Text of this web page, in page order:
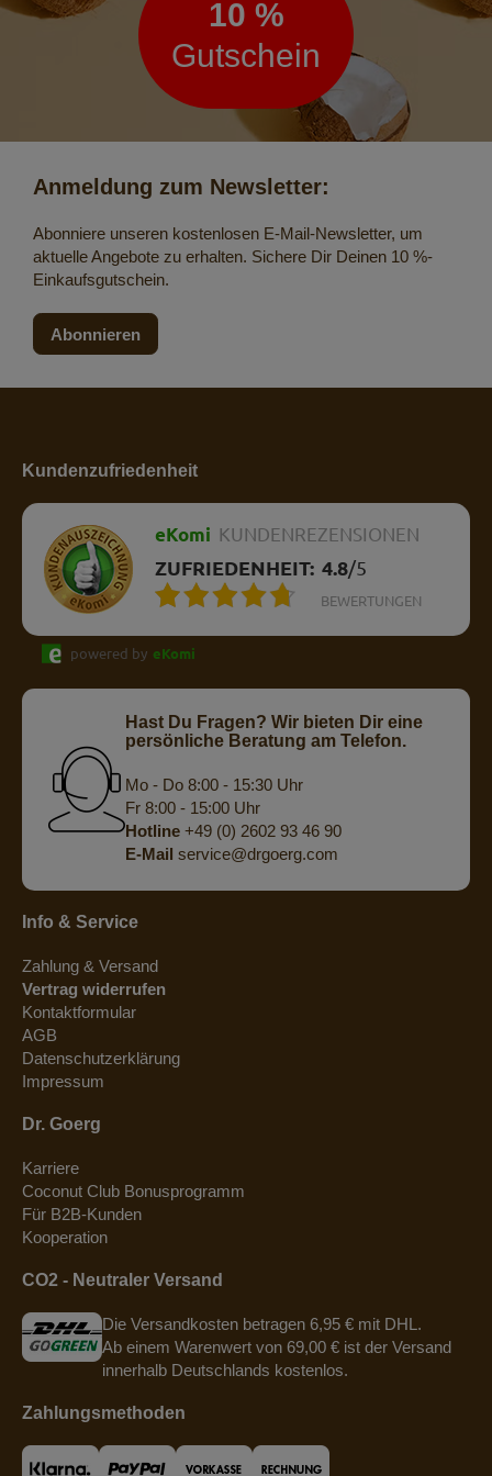
10 %
Gutschein
Anmeldung zum Newsletter:
Abonniere unseren kostenlosen E-Mail-Newsletter, um
aktuelle Angebote zu erhalten. Sichere Dir Deinen 10 %-
Einkaufsgutschein.
Abonnieren
Kundenzufriedenheit
eKomi KUNDENREZENSIONEN
ZUFRIEDENHEIT: 4.8/5
BEWERTUNGEN
powered by eKomi
Hast Du Fragen? Wir bieten Dir eine
persönliche Beratung am Telefon.
Mo - Do 8:00 - 15:30 Uhr
Fr 8:00 - 15:00 Uhr
Hotline+49 (0) 2602 93 46 90
E-Mail service@drgoerg.com
Info & Service
Zahlung & Versand
Vertrag widerrufen
Kontaktformular
AGB
Datenschutzerklärung
Impressum
Dr. Goerg
Karriere
Coconut Club Bonusprogramm
Für B2B-Kunden
Kooperation
CO2 - Neutraler Versand
Die Versandkosten betragen 6,95 € mit DHL.
Ab einem Warenwert von 69,00 € ist der Versand
innerhalb Deutschlands kostenlos.
Zahlungsmethoden